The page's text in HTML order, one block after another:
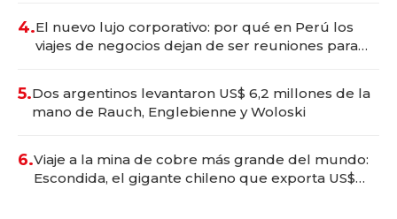
4.El nuevo lujo corporativo: por qué en Perú los
viajes de negocios dejan de ser reuniones para
5.Dos argentinos levantaron US$ 6,2 millones de la
mano de Rauch, Englebienne y Woloski
6.Viaje a la mina de cobre más grande del mundo:
Escondida, el gigante chileno que exporta US$